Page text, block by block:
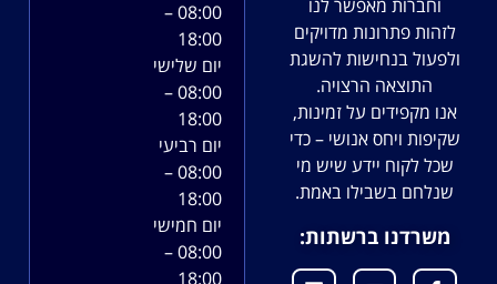
וחברות מאפשר לנו
לזהות פתרונות מדויקים
ולפעול בנחישות להשגת
התוצאה הרצויה.
אנו מקפידים על זמינות,
שקיפות ויחס אנושי – כדי
שכל לקוח יידע שיש מי
שנלחם בשבילו באמת.
משרדנו ברשתות:
08:00 –
18:00
יום שלישי
08:00 –
18:00
יום רביעי
08:00 –
18:00
יום חמישי
08:00 –
18:00